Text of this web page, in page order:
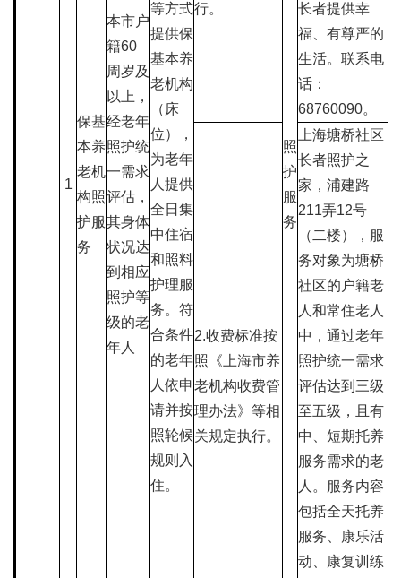
1
保基
本养
老机
构照
护服
务
本市户
籍60
周岁及
以上，
经老年
照护统
一需求
评估，
其身体
状况达
到相应
照护等
级的老
年人
等方式
提供保
基本养
老机构
（床
位），
为老年
人提供
全日集
中住宿
和照料
护理服
务。符
合条件
的老年
人依申
请并按
照轮候
规则入
住。
行。
照
护
服
务
长者提供幸
福、有尊严的
生活。联系电
话：
68760090。
2.收费标准按
照《上海市养
老机构收费管
理办法》等相
关规定执行。
上海塘桥社区
长者照护之
家，浦建路
211弄12号
（二楼），服
务对象为塘桥
社区的户籍老
人和常住老人
中，通过老年
照护统一需求
评估达到三级
至五级，且有
中、短期托养
服务需求的老
人。服务内容
包括全天托养
服务、康乐活
动、康复训练